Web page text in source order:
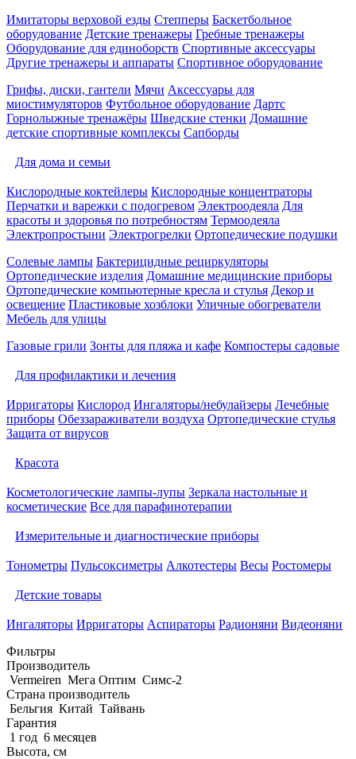
Имитаторы верховой езды Степперы Баскетбольное
оборудование Детские тренажеры Гребные тренажеры
Оборудование для единоборств Спортивные аксессуары
Другие тренажеры и аппараты Спортивное оборудование
Грифы, диски, гантели Мячи Аксессуары для
миостимуляторов Футбольное оборудование Дартс
Горнолыжные тренажёры Шведские стенки Домашние
детские спортивные комплексы Сапборды
Для дома и семьи
Кислородные коктейлеры Кислородные концентраторы
Перчатки и варежки с подогревом Электроодеяла Для
красоты и здоровья по потребностям Термоодеяла
Электропростыни Электрогрелки Ортопедические подушки
Солевые лампы Бактерицидные рециркуляторы
Ортопедические изделия Домашние медицинские приборы
Ортопедические компьютерные кресла и стулья Декор и
освещение Пластиковые хозблоки Уличные обогреватели
Мебель для улицы
Газовые грили Зонты для пляжа и кафе Компостеры садовые
Для профилактики и лечения
Ирригаторы Кислород Ингаляторы/небулайзеры Лечебные
приборы Обеззараживатели воздуха Ортопедические стулья
Защита от вирусов
Красота
Косметологические лампы-лупы Зеркала настольные и
косметические Все для парафинотерапии
Измерительные и диагностические приборы
Тонометры Пульсоксиметры Алкотестеры Весы Ростомеры
Детские товары
Ингаляторы Ирригаторы Аспираторы Радионяни Видеоняни
Фильтры
Производитель
Vermeiren Мега Оптим Симс-2
Страна производитель
Бельгия Китай Тайвань
Гарантия
1 год 6 месяцев
Высота, см